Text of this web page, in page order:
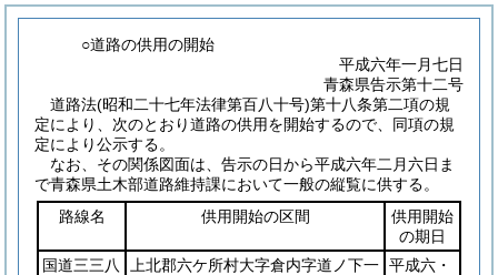
○道路の供用の開始
平成六年一月七日
青森県告示第十二号
道路法(昭和二十七年法律第百八十号)第十八条第二項の規
定により、次のとおり道路の供用を開始するので、同項の規
定により公示する。
なお、その関係図面は、告示の日から平成六年二月六日ま
で青森県土木部道路維持課において一般の縦覧に供する。
路線名
供用開始の区間
供用開始
の期日
国道三三八
上北郡六ケ所村大字倉内字道ノ下一 平成六・